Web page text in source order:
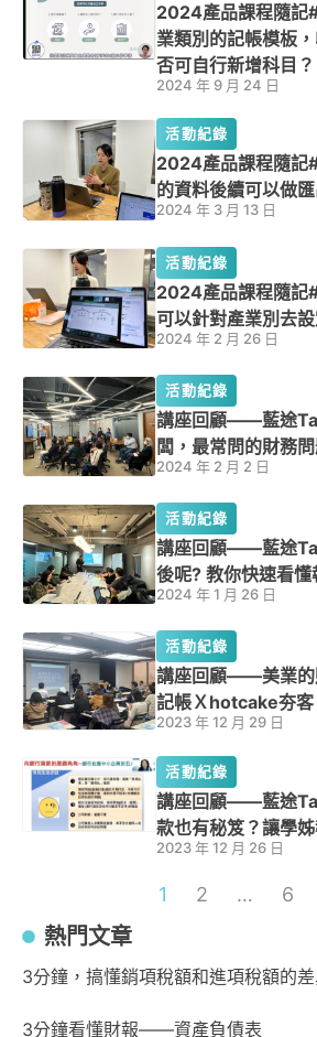
2024產品課程隨
業類別的記帳模板
否可自行新增科目？
2024 年 9 月 24 日
活動紀錄
2024產品課程隨
的資料後續可以做
2024 年 3 月 13 日
活動紀錄
2024產品課程隨
可以針對產業別去
2024 年 2 月 26 日
活動紀錄
講座回顧——藍途
闆，最常問的財務
2024 年 2 月 2 日
活動紀錄
講座回顧——藍途
後呢? 教你快速看懂
2024 年 1 月 26 日
活動紀錄
講座回顧——美業的
記帳Ｘhotcake夯客
2023 年 12 月 29 日
活動紀錄
講座回顧——藍途
款也有秘笈？讓學姊
2023 年 12 月 26 日
1 2 … 6
熱門文章
3分鐘，搞懂銷項稅額和進項稅額的
3分鐘看懂財報——資產負債表